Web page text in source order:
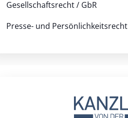
Gesellschaftsrecht / GbR
Presse- und Persönlichkeitsrecht